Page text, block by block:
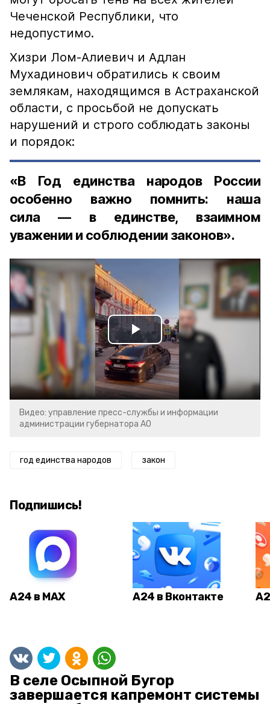
Чеченской Республики, что
недопустимо.
Хизри Лом-Алиевич и Адлан
Мухадинович обратились к своим
землякам, находящимся в Астраханской
области, с просьбой не допускать
нарушений и строго соблюдать законы
и порядок:
«В Год единства народов России
особенно важно помнить: наша
сила — в единстве, взаимном
уважении и соблюдении законов».
Play
Video
Видео: управление пресс-службы и информации
администрации губернатора АО
год единства народов закон
Подпишись!
А24 в MAX А24 в Вконтакте
В селе Осыпной Бугор
завершается капремонт системы